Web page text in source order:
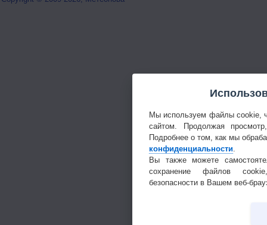
Мы используем файлы cookie,
сайтом. Продолжая
Подробнее о том, как мы
конфиденциальности
Вы также можете
сохранение файлов
безопасности в Вашем веб-